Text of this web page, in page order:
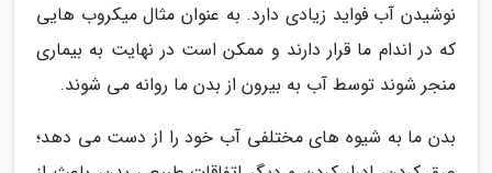
نوشیدن آب فواید زیادی دارد. به عنوان مثال میکروب هایی
که در اندام ما قرار دارند و ممکن است در نهایت به بیماری
منجر شوند توسط آب به بیرون از بدن ما روانه می شوند.
بدن ما به شیوه های مختلفی آب خود را از دست می دهد؛